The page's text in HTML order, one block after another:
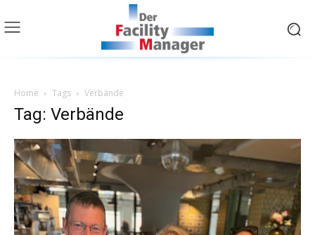
Home Tags Verbände
Tag: Verbände